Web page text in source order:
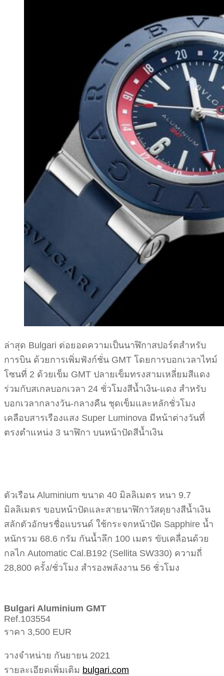
ล่าสุด Bulgari ต่อยอดความเป็นนาฬิกาสปอร์ตสำหรับ
การบิน ด้วยการเพิ่มฟังก์ชั่น GMT โดยการบอกเวลาไทม์
โซนที่ 2 ด้วยเข็ม GMT ปลายเข็มทรงสามเหลี่ยมสีแดง
ร่วมกับสเกลบอกเวลา 24 ชั่วโมงสีน้ำเงิน-แดง สำหรับ
บอกเวลากลางวัน-กลางคืน ชุดเข็มและหลักชั่วโมง
เคลือบสารเรืองแสง Super Luminova มีหน้าต่างวันที่
ตรงตำแหน่ง 3 นาฬิกา บนหน้าปัดสีน้ำเงิน
ตัวเรือน Aluminium ขนาด 40 มิลลิเมตร หนา 9.7
มิลลิเมตร ขอบหน้าปัดและสายนาฬิกาวัสดุยางสีน้ำเงิน
สลักตัวอักษรชื่อแบรนด์ ใช้กระจกหน้าปัด Sapphire น้ำ
หนักรวม 68.6 กรัม กันน้ำลึก 100 เมตร ขับเคลื่อนด้วย
กลไก Automatic Cal.B192 (Sellita SW330) ความถี่
28,800 ครั้ง/ชั่วโมง สำรองพลังงาน 56 ชั่วโมง
Bulgari Aluminium GMT
Ref.103554
ราคา 3,500 EUR
วางจำหน่าย กันยายน 2021
รายละเอียดเพิ่มเติม bulgari.com